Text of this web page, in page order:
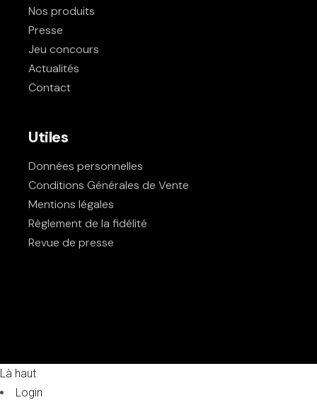
Nos produits
Presse
Jeu concours
Actualités
Contact
Utiles
Données personnelles
Conditions Générales de Vente
Mentions légales
Règlement de la fidélité
Revue de presse
Là haut
Login